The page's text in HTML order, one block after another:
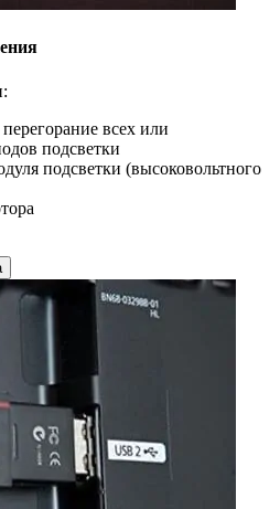
всех или
подсветки
подсветки (высоковольтного